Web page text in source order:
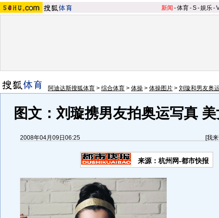
新闻 -体育-S-娱乐-
阿迪达斯搜狐体育 > 综合体育 > 体操 > 体操图片 > 刘璇和男友奥
图文：刘璇携男友拍奥运写真
2008年04月09日06:25 [我
来源：杭州网-都市快报